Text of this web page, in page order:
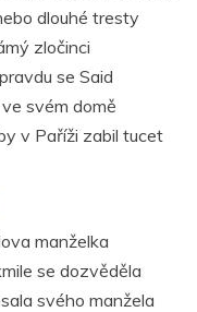
dlouhé tresty
zločinci
se Said
svém domě
v Paříži zabil tucet
manželka
se dozvěděla
svého manžela